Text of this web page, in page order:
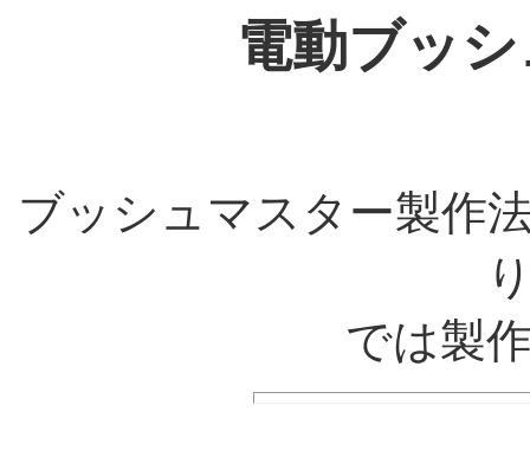
電動ブッ
ブッシュマスター製作
では製